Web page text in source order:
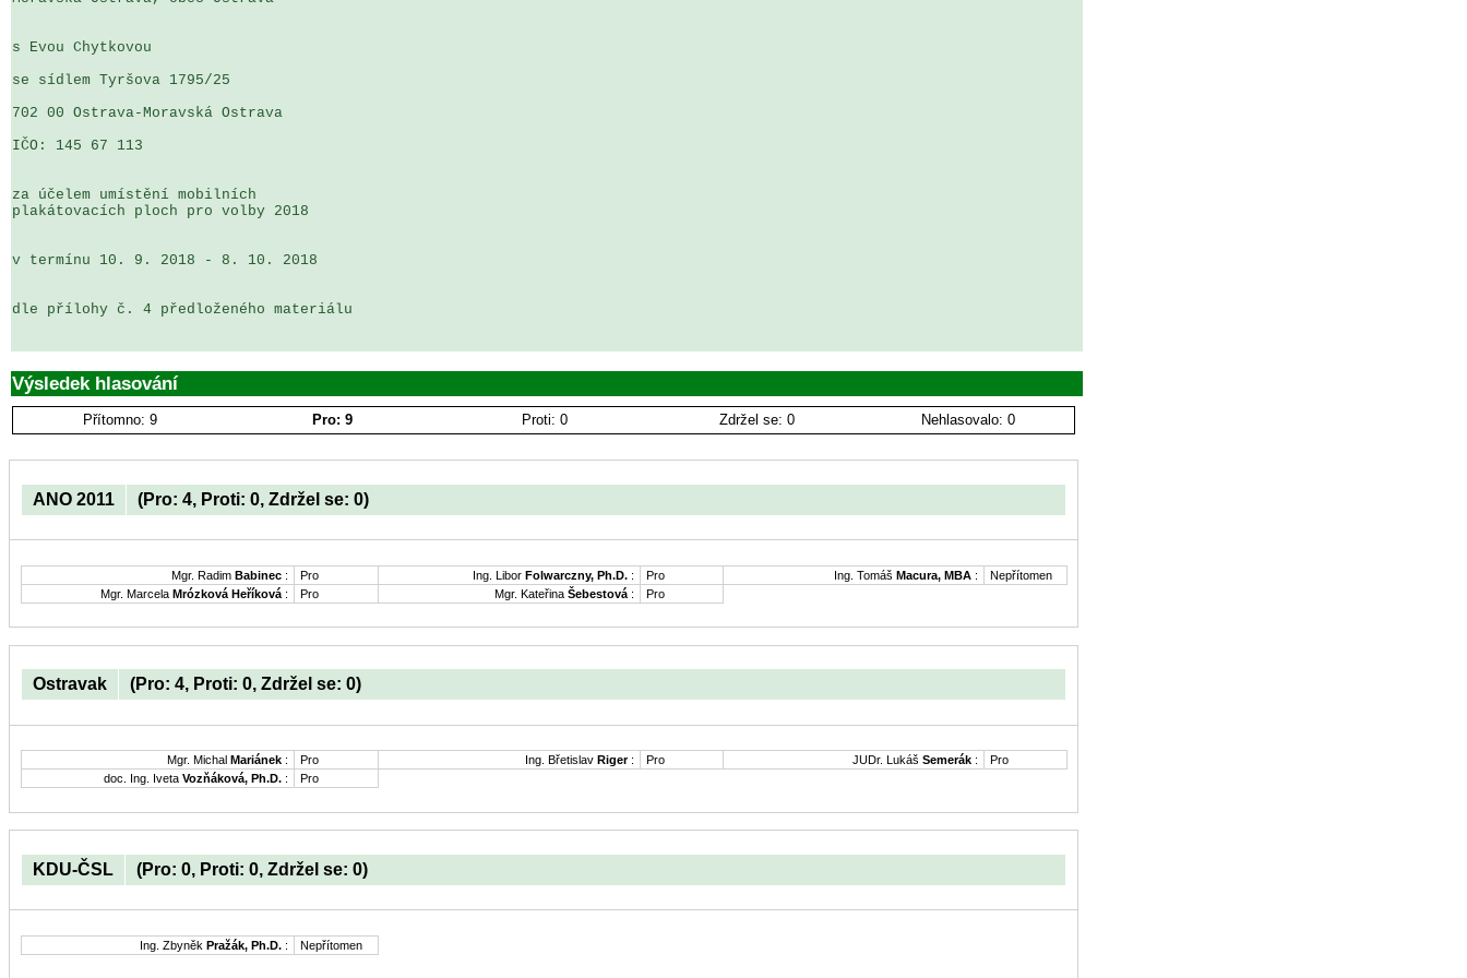
s Evou Chytkovou
se sídlem Tyršova 1795/25
702 00 Ostrava-Moravská Ostrava
IČO: 145 67 113
za účelem umístění mobilních
plakátovacích ploch pro volby 2018
v termínu 10. 9. 2018 - 8. 10. 2018
dle přílohy č. 4 předloženého materiálu
Výsledek hlasování
Přítomno: 9 Pro: 9 Proti: 0 Zdržel se: 0 Nehlasovalo: 0
ANO 2011 (Pro: 4, Proti: 0, Zdržel se: 0)
Mgr. Radim Babinec : Pro Ing. Libor Folwarczny, Ph.D. : Pro Ing. Tomáš Macura, MBA :
Nepřítomen
Mgr. Marcela Mrózková Heříková : Pro Mgr. Kateřina Šebestová : Pro
Ostravak (Pro: 4, Proti: 0, Zdržel se: 0)
Mgr. Michal Mariánek : Pro Ing. Břetislav Riger: Pro JUDr. Lukáš Semerák :
Pro
doc. Ing. Iveta Vozňáková, Ph.D. : Pro
KDU-ČSL (Pro: 0, Proti: 0, Zdržel se: 0)
Ing. Zbyněk Pražák, Ph.D. : Nepřítomen